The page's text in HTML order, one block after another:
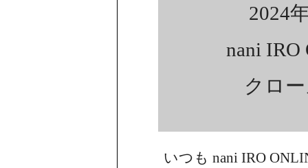
2024
nani IRO
クロ
いつも nani IRO